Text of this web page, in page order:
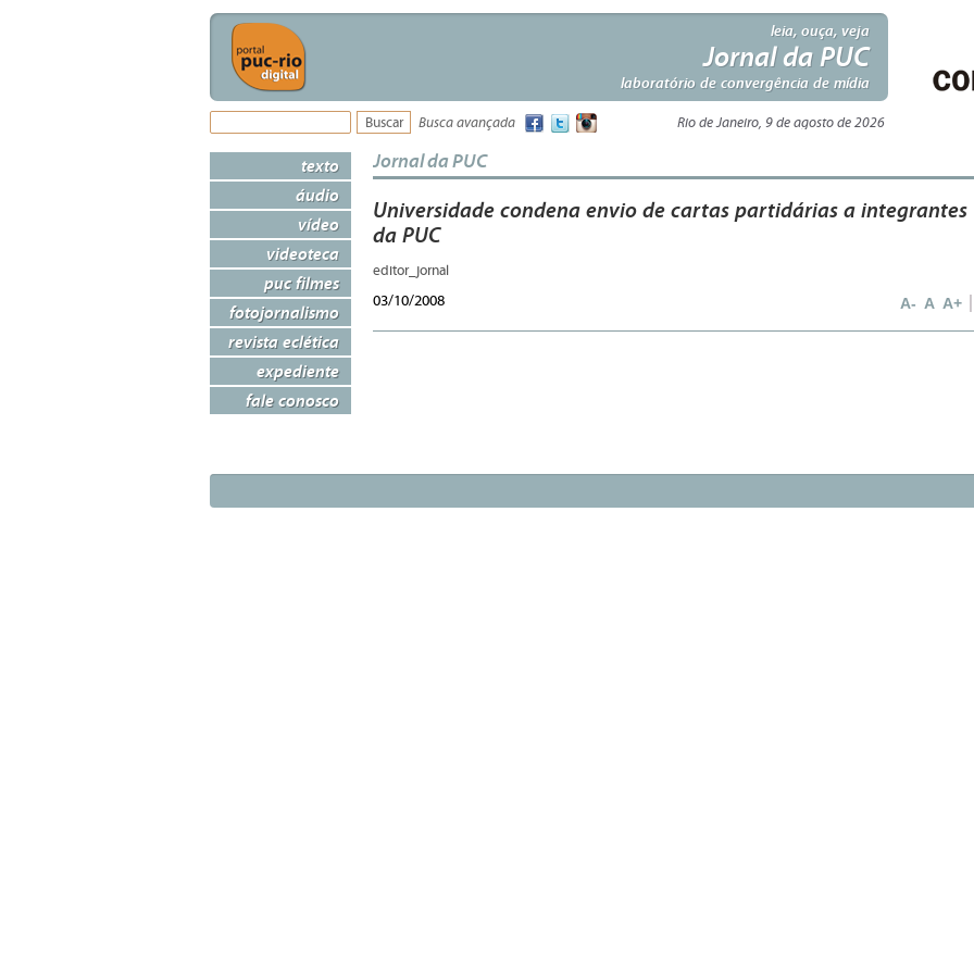
leia, ouça, veja
Jornal da PUC
laboratório de convergência de mídia
Busca avançada Rio de Janeiro, 9 de agosto de 2026
texto
áudio
vídeo
videoteca
puc filmes
fotojornalismo
revista eclética
expediente
fale conosco
Jornal da PUC
Universidade condena envio de cartas partidárias a integrantes
da PUC
editor_jornal
03/10/2008 A- A A+